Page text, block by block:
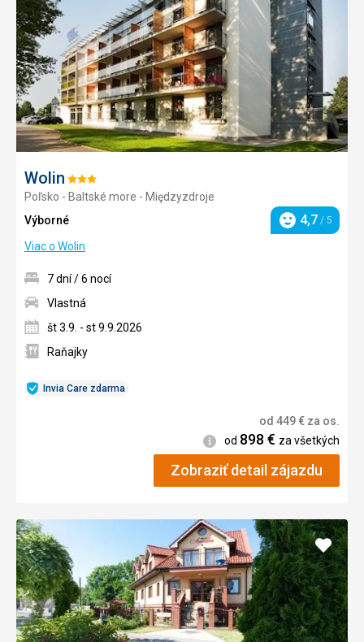
Wolin Hodnotenie:
3/5
Poľsko - Baltské more - Międzyzdroje
Výborné
Hodnotenie
4,7 / 5
Viac o Wolin
Invia Care zdarma
7 dní / 6 nocí
Vlastná
št 3.9. - st 9.9.2026
Raňajky
od 449€ za os.
Informácie
od 898 € za všetkých
Zobraziť detail zájazdu
Pridať
do